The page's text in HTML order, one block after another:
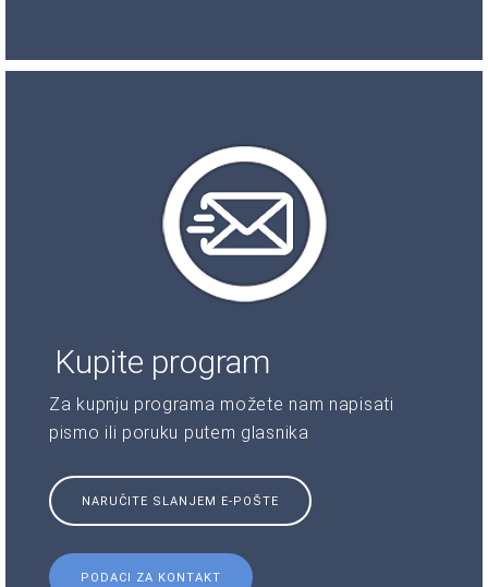
Kupite program
Za kupnju programa možete nam napisati
pismo ili poruku putem glasnika
NARUČITE SLANJEM E-POŠTE
PODACI ZA KONTAKT